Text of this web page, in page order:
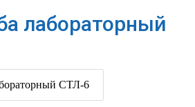
лабораторный